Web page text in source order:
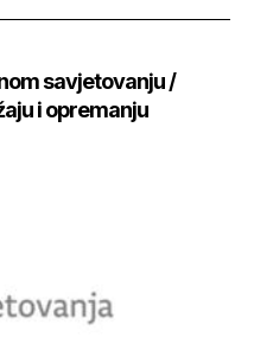
savjetovanju /
i opremanju